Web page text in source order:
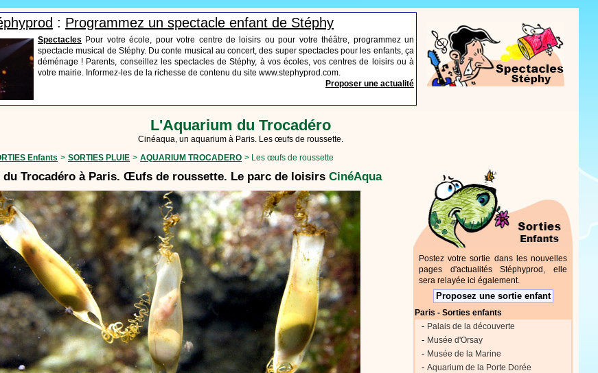
: Programmez un spectacle enfant de Stéphy
Spectacles Pour votre école, pour votre centre de loisirs ou pour votre théâtre, programmez un
spectacle musical de Stéphy. Du conte musical au concert, des super spectacles pour les enfants, ça
déménage ! Parents, conseillez les spectacles de Stéphy, à vos écoles, vos centres de loisirs ou à
votre mairie. Informez-les de la richesse de contenu du site www.stephyprod.com.
Proposer une actualité
L'Aquarium du Trocadéro
Cinéaqua, un aquarium à Paris. Les œufs de roussette.
Enfants > SORTIES PLUIE > AQUARIUM TROCADERO > Les œufs de roussette
Postez votre sortie dans les nouvelles
pages d'actualités Stéphyprod, elle
sera relayée ici également.
Proposez une sortie enfant
Paris - Sorties enfants
- Palais de la découverte
- Musée d'Orsay
- Musée de la Marine
- Aquarium de la Porte Dorée
Trocadéro à Paris. Œufs de roussette. Le parc de loisirsCinéAqua